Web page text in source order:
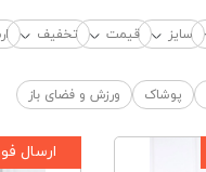
سایز قیمت تخفیف
پوشاک ورزش و فضای باز
ارسال